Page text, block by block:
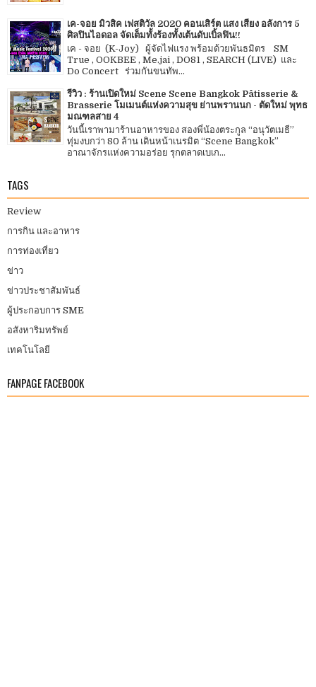
เค-จอย มิวสิค เฟสติวัล 2020 คอนเสิร์ต แสง เสียง อลังการ 5
ศิลปินไอดอล จัดเต็มทั้งร้องทั้งเต้นดับเบิ้ลฟิน!!
เค - จอย (K-Joy) ผู้จัดไฟแรง พร้อมด้วยพันธมิตร SM
True , OOKBEE , Me.jai , DO81 , SEARCH (LIVE) และ
Do Concert ร่วมกันขนทัพ...
รีวิว : ร้านเปิดใหม่ Scene Scene Bangkok Pâtisserie &
Brasserie โมเมนต์แห่งความสุข ย่านพรานนก - ตัดใหม่ พุทธ
มณฑลสาย 4
วันนี้เราพามาร้านอาหารของ สองพี่น้องตระกูล “อนุวัตเมธี”
ทุ่มงบกว่า 80 ล้าน เดินหน้าเนรมิต “Scene Bangkok”
อาณาจักรแห่งความอร่อย รุกตลาดเบเก...
TAGS
Review
การกิน และอาหาร
การท่องเที่ยว
ข่าว
ข่าวประชาสัมพันธ์
ผู้ประกอบการ SME
อสังหาริมทรัพย์
เทคโนโลยี
FANPAGE FACEBOOK